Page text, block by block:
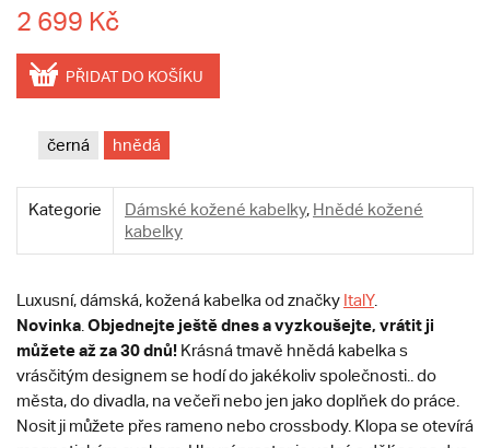
2 699 Kč
PŘIDAT DO KOŠÍKU
černá hnědá
Kategorie Dámské kožené kabelky, Hnědé kožené
kabelky
Luxusní, dámská, kožená kabelka od značky ItalY.
Novinka Objednejte ještě dnes a vyzkoušejte, vrátit ji
můžete až za 30 dnů! Krásná tmavě hnědá kabelka s
vrásčitým designem se hodí do jakékoliv společnosti.. do
města, do divadla, na večeři nebo jen jako doplňek do práce.
Nosit ji můžete přes rameno nebo crossbody. Klopa se otevírá